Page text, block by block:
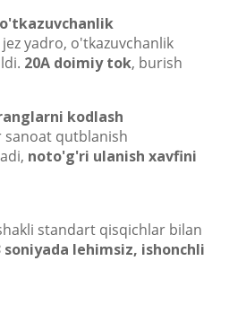
yadro, o'tkazuvchanlik
20A doimiy tok, burish
kodlash
sanoat qutblanish
noto'g'ri ulanish xavfini
standart qisqichlar bilan
soniyada lehimsiz, ishonchli